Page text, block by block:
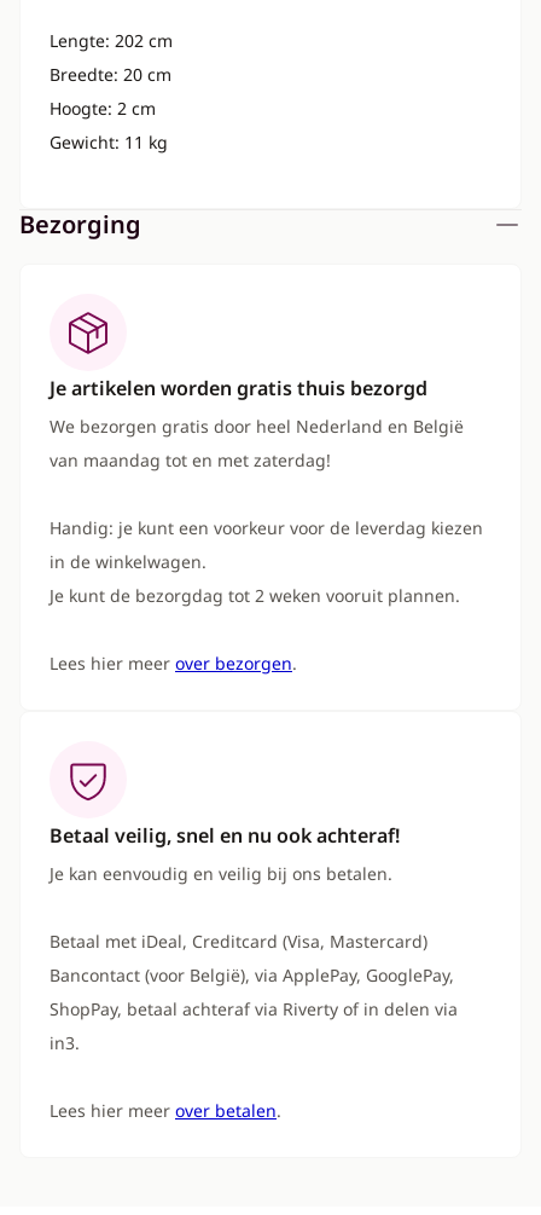
Lengte: 202 cm
Breedte: 20 cm
Hoogte: 2 cm
Gewicht: 11 kg
Bezorging
Je artikelen worden gratis thuis bezorgd
We bezorgen gratis door heel Nederland en België
van maandag tot en met zaterdag!
Handig: je kunt een voorkeur voor de leverdag kiezen
in de winkelwagen.
Je kunt de bezorgdag tot 2 weken vooruit plannen.
Lees hier meer over bezorgen.
Betaal veilig, snel en nu ook achteraf!
Je kan eenvoudig en veilig bij ons betalen.
Betaal met iDeal, Creditcard (Visa, Mastercard)
Bancontact (voor België), via ApplePay, GooglePay,
ShopPay, betaal achteraf via Riverty of in delen via
in3.
Lees hier meer over betalen.